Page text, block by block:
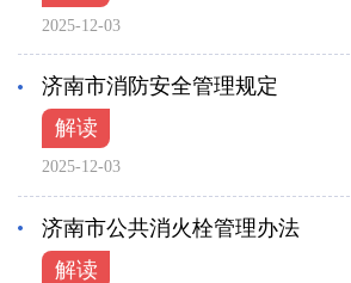
2025-12-03
济南市消防安全管理规定
解读
2025-12-03
济南市公共消火栓管理办法
解读